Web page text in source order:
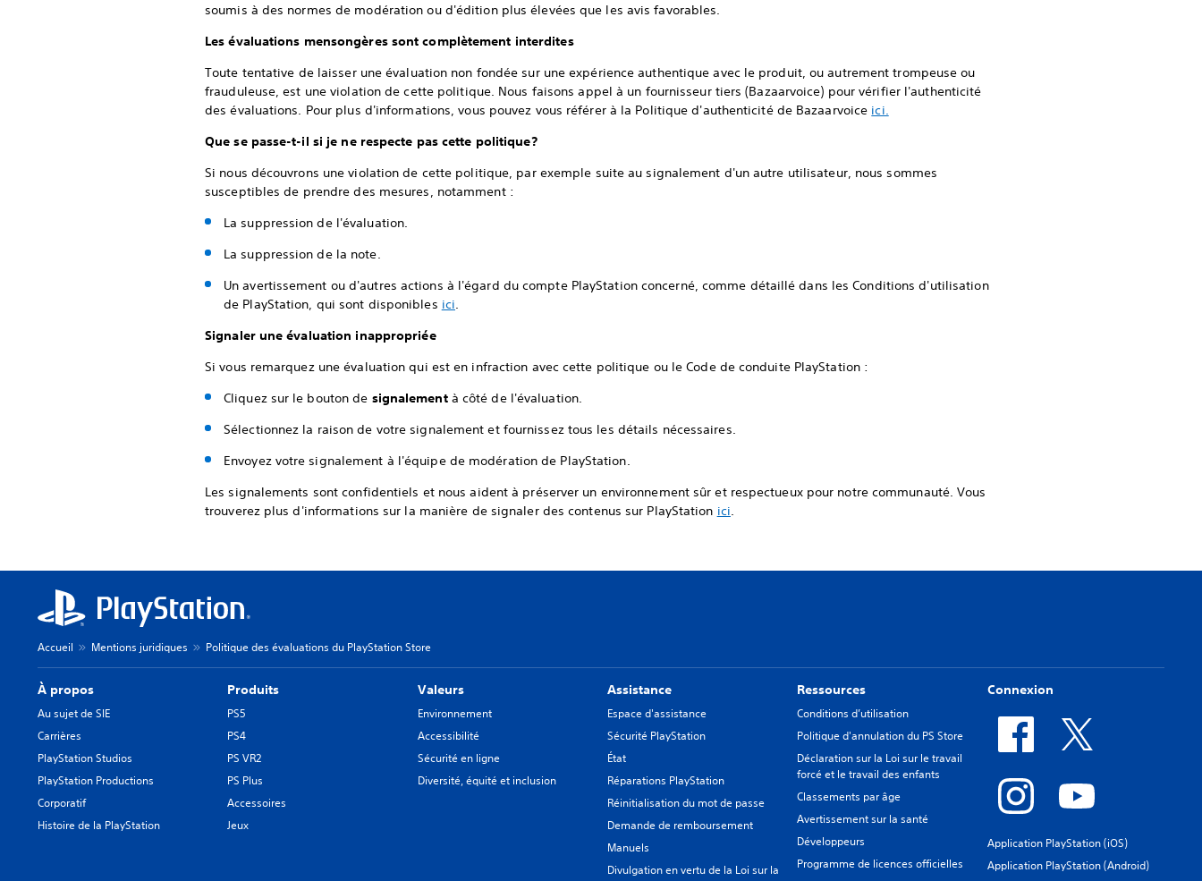
soumis à des normes de modération ou d'édition plus élevées que les avis favorables.
Les évaluations mensongères sont complètement interdites
Toute tentative de laisser une évaluation non fondée sur une expérience authentique avec le produit, ou autrement trompeuse ou
frauduleuse, est une violation de cette politique. Nous faisons appel à un fournisseur tiers (Bazaarvoice) pour vérifier l'authenticité
des évaluations. Pour plus d'informations, vous pouvez vous référer à la Politique d'authenticité de Bazaarvoice ici.
Que se passe-t-il si je ne respecte pas cette politique?
Si nous découvrons une violation de cette politique, par exemple suite au signalement d'un autre utilisateur, nous sommes
susceptibles de prendre des mesures, notamment :
La suppression de l'évaluation.
La suppression de la note.
Un avertissement ou d'autres actions à l'égard du compte PlayStation concerné, comme détaillé dans les Conditions d'utilisation
de PlayStation, qui sont disponibles ici.
Signaler une évaluation inappropriée
Si vous remarquez une évaluation qui est en infraction avec cette politique ou le Code de conduite PlayStation :
Cliquez sur le bouton de signalementà côté de l'évaluation.
Sélectionnez la raison de votre signalement et fournissez tous les détails nécessaires.
Envoyez votre signalement à l'équipe de modération de PlayStation.
Les signalements sont confidentiels et nous aident à préserver un environnement sûr et respectueux pour notre communauté. Vous
trouverez plus d'informations sur la manière de signaler des contenus sur PlayStation ici.
Accueil Mentions juridiques Politique des évaluations du PlayStation Store
À propos
Au sujet de SIE
Carrières
PlayStation Studios
PlayStation Productions
Corporatif
Histoire de la PlayStation
Produits
PS5
PS4
PS VR2
PS Plus
Accessoires
Jeux
Valeurs
Environnement
Accessibilité
Sécurité en ligne
Diversité, équité et inclusion
Assistance
Espace d'assistance
Sécurité PlayStation
État
Réparations PlayStation
Réinitialisation du mot de passe
Demande de remboursement
Manuels
Divulgation en vertu de la Loi sur la
Ressources
Conditions d’utilisation
Politique d'annulation du PS Store
Déclaration sur la Loi sur le travail
forcé et le travail des enfants
Classements par âge
Avertissement sur la santé
Développeurs
Programme de licences officielles
Connexion
Application PlayStation (iOS)
Application PlayStation (Android)